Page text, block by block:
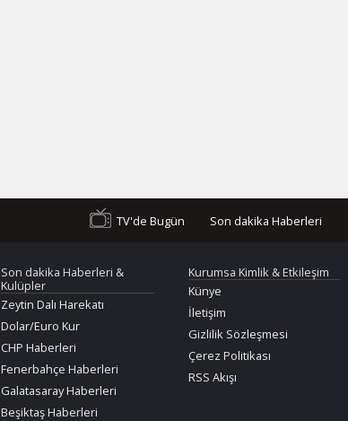
TV'de Bugün Son dakika Haberleri
Son dakika Haberleri &
Kulüpler
Zeytin Dalı Harekatı
Dolar/Euro Kur
CHP Haberleri
Fenerbahçe Haberleri
Galatasaray Haberleri
Beşiktaş Haberleri
Kurumsa Kimlik & Etkileşim
Künye
İletişim
Gizlilik Sözleşmesi
Çerez Politikası
RSS Akışı